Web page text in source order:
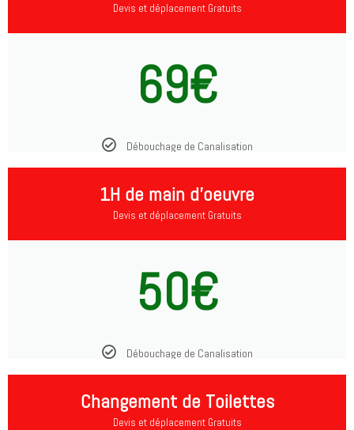
Devis et déplacement Gratuits
69€
Débouchage de Canalisation
1H de main d'oeuvre
Devis et déplacement Gratuits
50€
Débouchage de Canalisation
Changement de Toilettes
Devis et déplacement Gratuits